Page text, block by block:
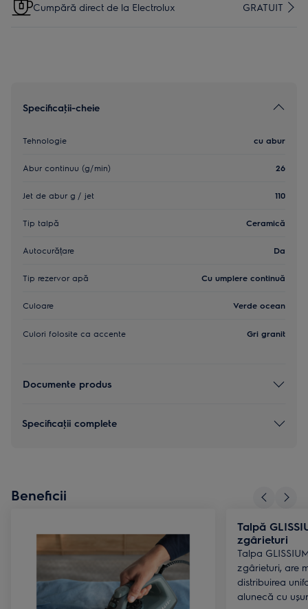
Cumpără direct de la Electrolux GRATUIT
Specificaţii-cheie
Tehnologie cu abur
Abur continuu (g/min) 26
Jet de abur g / jet 110
Tip talpă Ceramică
Autocurățare Da
Tip rezervor apă Cu umplere continuă
Culoare Verde ocean
Culori folosite ca accente Gri granit
Documente produs
Specificaţii complete
Beneficii
Talpă
zgârieturi
Talpa
zgârieturi, are
distribuirea
alunecă cu